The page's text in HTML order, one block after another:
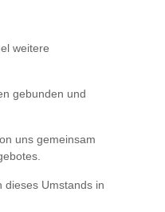
weitere
gebunden und
uns gemeinsam
dieses Umstands in